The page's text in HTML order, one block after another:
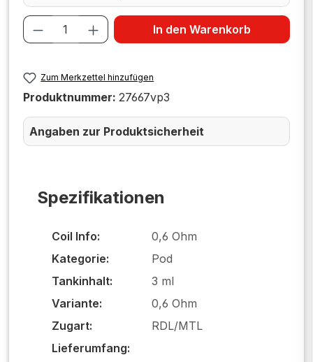
Spezifikationen
Coil Info:
0,6 Ohm
Kategorie:
Pod
Tankinhalt:
3 ml
Variante:
0,6 Ohm
Zugart:
RDL/MTL
Lieferumfang:
Produkt Anzahl: Gib den
In den Warenkorb
Zum Merkzettel hinzufügen
Produktnummer: 27667vp3
Angaben zur Produktsicherheit